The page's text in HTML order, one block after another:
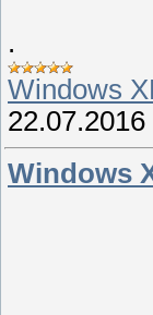
.
Windows
22.07.2016
Windows